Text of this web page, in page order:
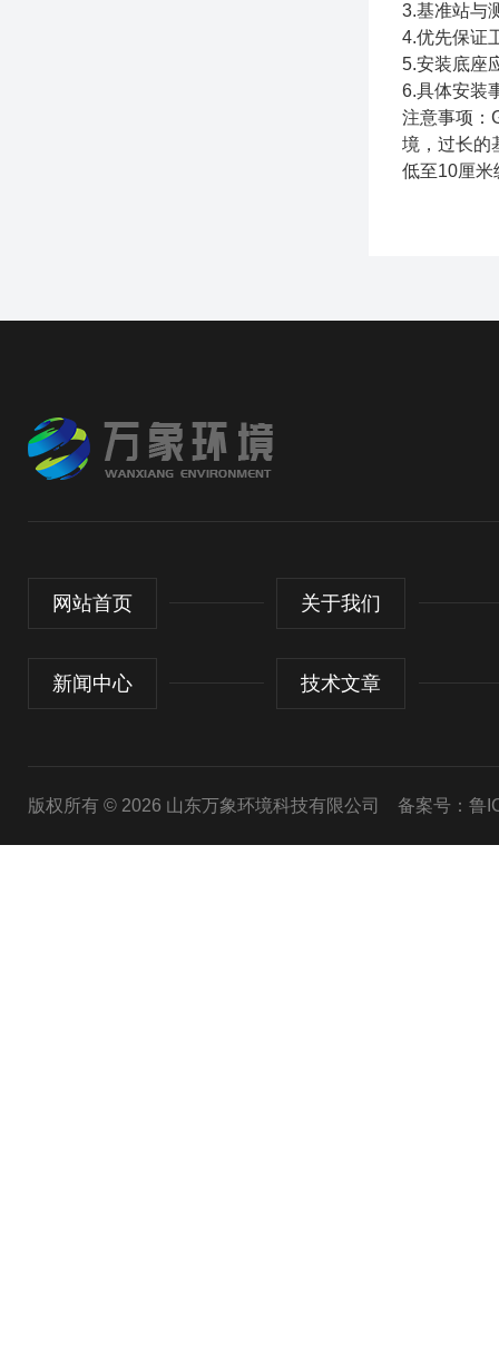
3.基准站与
4.优先保证
5.安装底座
6.具体安装
注意事项：
境，过长的
低至10厘米
网站首页 关于我们
新闻中心 技术文章
版权所有 © 2026 山东万象环境科技有限公司 备案号：鲁